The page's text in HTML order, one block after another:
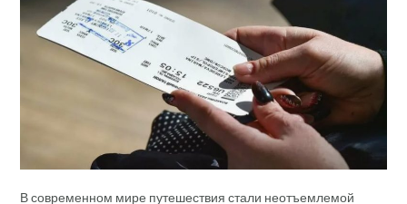
В современном мире путешествия стали неотъемлемой